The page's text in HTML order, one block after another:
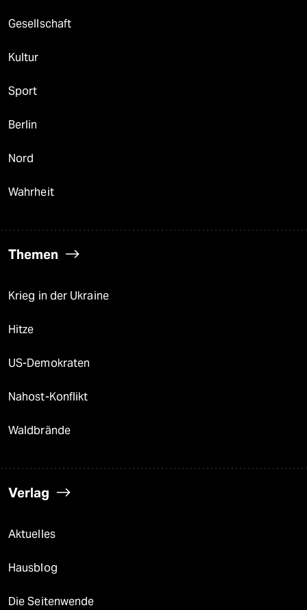
Gesellschaft
Kultur
Sport
Berlin
Nord
Wahrheit
Themen
Krieg in der Ukraine
Hitze
US-Demokraten
Nahost-Konflikt
Waldbrände
Verlag
Aktuelles
Hausblog
Die Seitenwende